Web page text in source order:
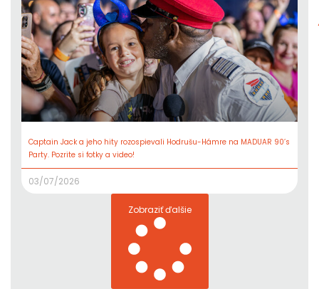
Captain Jack a jeho hity rozospievali Hodrušu-Hámre na MADUAR 90’s
Party. Pozrite si fotky a video!
03/07/2026
Zobraziť ďalšie